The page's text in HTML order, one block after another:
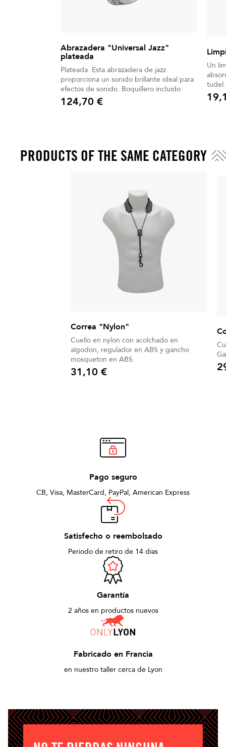
Abrazadera "Universal Jazz"
plateada
Plateada. Esta abrazadera de jazz
proporciona un sonido brillante ideal para
efectos de sonido. Boquillero incluido
Precio
124,70 €
Un
tudel.
Precio
PRODUCTS OF THE SAME CATEGORY
Correa "Nylon"
Cuello en nylon con acolchado en
algodón, regulador en ABS y gancho
mosqueton en ABS.
Precio
31,10 €
Pago seguro
CB, Visa, MasterCard, PayPal, American Express
Satisfecho o reembolsado
Periodo de retiro de 14 días
Garantía
2 años en productos nuevos
Fabricado en Francia
en nuestro taller cerca de Lyon